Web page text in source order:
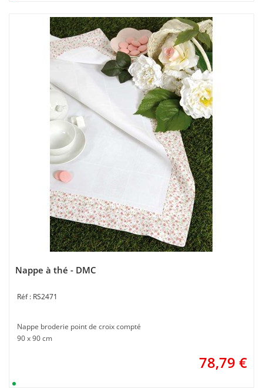
Nappe à thé - DMC
RS2471
Nappe broderie point de croix compté
90 x 90 cm
78,79 €